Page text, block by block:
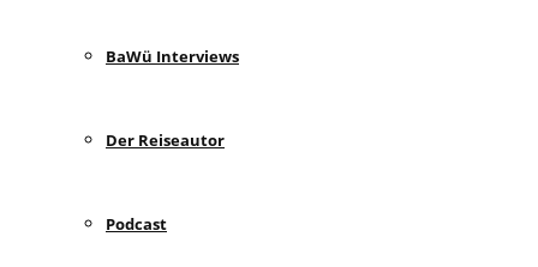
BaWü Interviews
Der Reiseautor
Podcast